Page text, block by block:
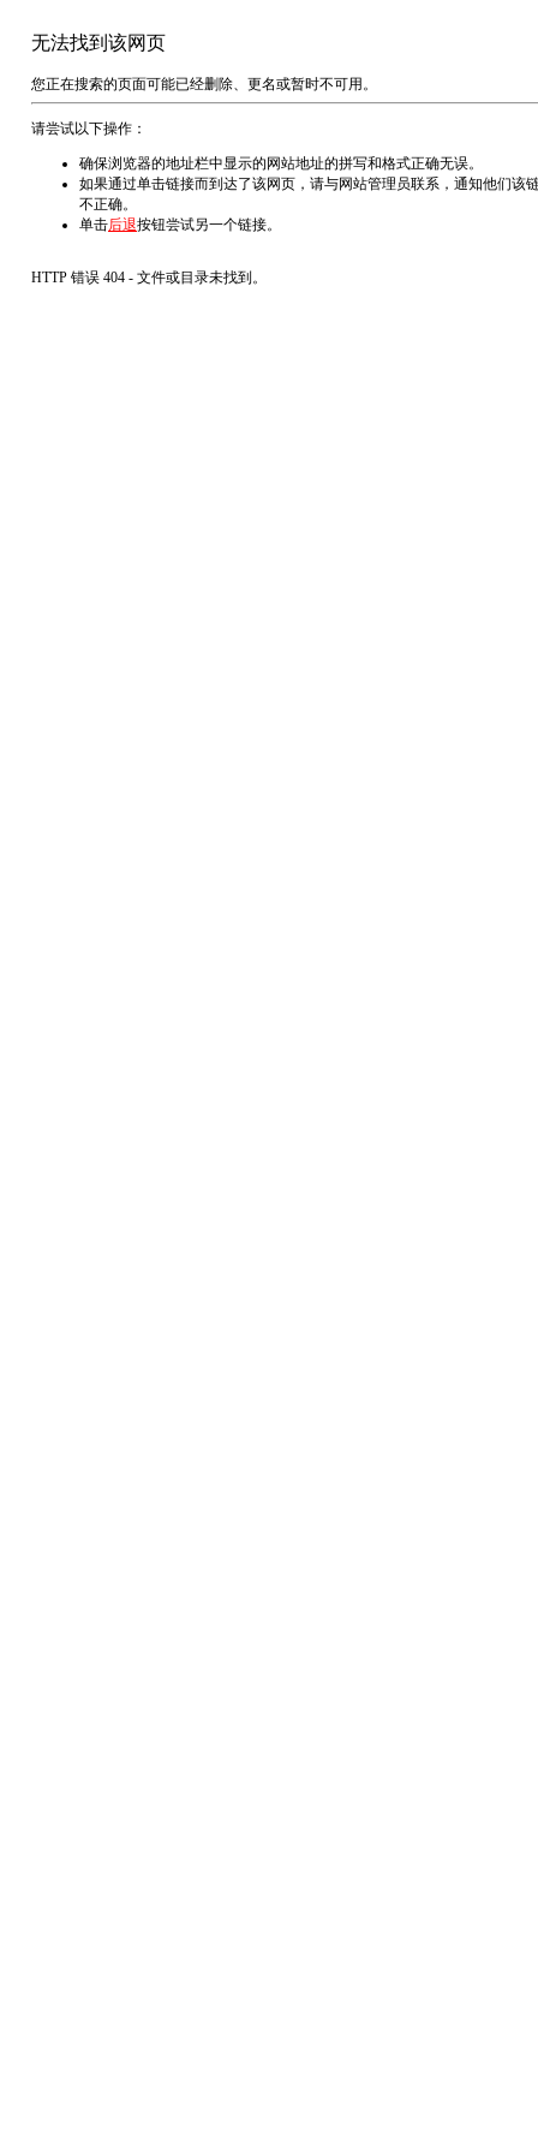
无法找到该网页
您正在搜索的页面可能已经删除、更名或暂时不可用。
请尝试以下操作：
确保浏览器的地址栏中显示的网站地址的拼写和格式正确无误。
如果通过单击链接而到达了该网页，请与网站管理员联系，通知他们该
不正确。
单击后退按钮尝试另一个链接。
HTTP 错误 404 - 文件或目录未找到。